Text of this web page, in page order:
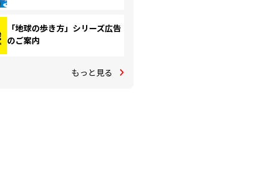
「地球の歩き方」シリーズ広告
のご案内
もっと見る